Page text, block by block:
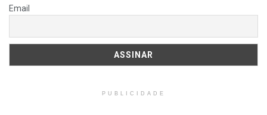
Email
PUBLICIDADE